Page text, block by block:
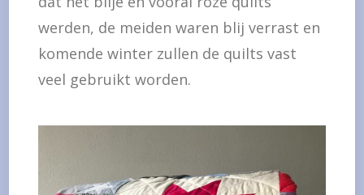
werden, de meiden waren blij verrast en
komende winter zullen de quilts vast
veel gebruikt worden.